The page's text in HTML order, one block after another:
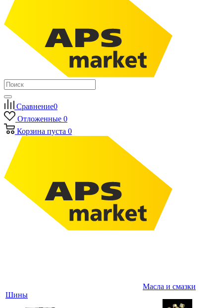
Сравнение0
Отложенные 0
Корзина пуста 0
Шины
Масла и смазки